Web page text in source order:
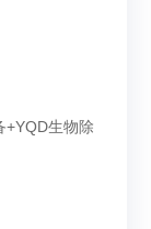
+YQD生物除